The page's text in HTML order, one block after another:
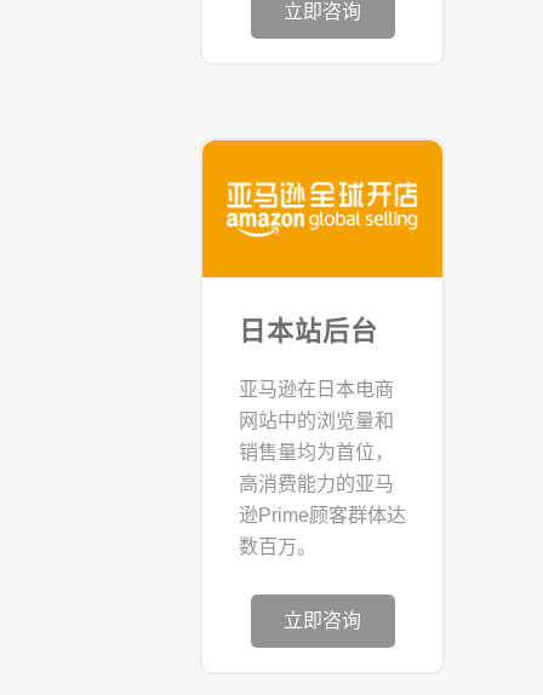
立即咨询
日本站后台
亚马逊在日本电商
网站中的浏览量和
销售量均为首位，
高消费能力的亚马
逊Prime顾客群体达
数百万。
立即咨询